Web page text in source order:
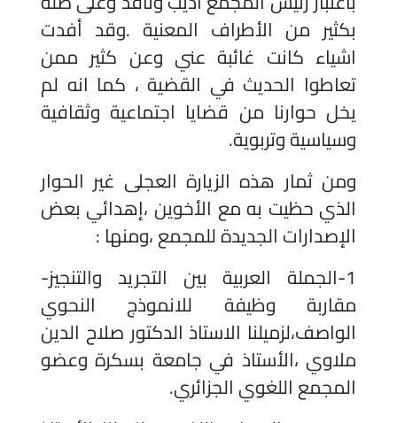
بكثير من الأطراف المعنية .وقد أفدت
اشياء كانت غائبة عني وعن كثير ممن
تعاطوا الحديث في القضية ، كما انه لم
يخل حوارنا من قضايا اجتماعية وثقافية
وسياسية وتربوية.
ومن ثمار هذه الزيارة العجلى غير الحوار
الذي حظيت به مع الأخوين ،إهدائي بعض
الإصدارات الجديدة للمجمع ،ومنها :
1-الجملة العربية بين التجريد والتنجيز-
مقاربة وظيفة للانموذج النحوي
الواصف،لزميلنا الاستاذ الدكتور صلاح الدين
ملاوي ،الأستاذ في جامعة بسكرة وعضو
المجمع اللغوي الجزائري.